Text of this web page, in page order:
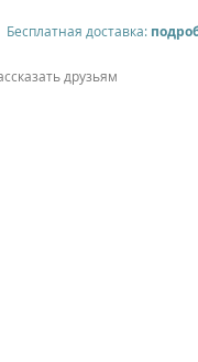
Бесплатная доставка:
друзьям